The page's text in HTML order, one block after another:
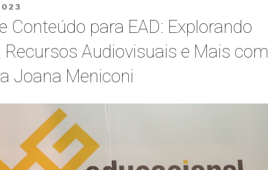
Conteúdo para EAD: Explorando
Recursos Audiovisuais e Mais com
Joana Meniconi